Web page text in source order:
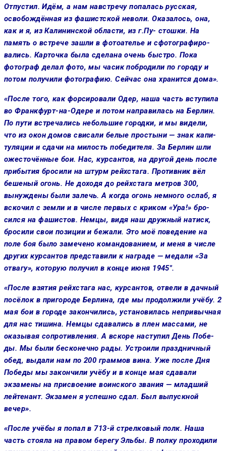
Отпустил. Идём, а нам навстречу попалась русская,
освобождённая из фашис­тской неволи. Оказалось, она,
как и я, из Калининской области, из г.Пу- стошки. На
память о встрече заш­ли в фотоателье и сфотографиро­
вались. Карточка была сделана очень быстро. Пока
фотограф де­лал фото, мы часик побродили по городу и
потом получили фотогра­фию. Сейчас она хранится дома».
«После того, как форсировали Одер, наша часть вступила
во Франкфурт-на-Одере и потом на­правилась на Берлин.
По пути встречались небольшие городки, и мы видели,
что из окон домов сви­сали белые простыни — знак капи­
туляции и сдачи на милость побе­дителя. За Берлин шли
ожесточённые бои. Нас, курсантов, на другой день после
прибытия бросили на штурм рейх­стага. Противник вёл
бешеный огонь. Не дохо­дя до рейхстага метров 300,
вынуждены были залечь. А когда огонь не­много ослаб, я
вскочил с земли и в числе пер­вых с криком «Ура!» бро­
сился на фашистов. Немцы, видя наш друж­ный натиск,
бросили свои позиции и бежали. Это моё поведение на
поле боя было замечено командованием, и меня в числе
других курсантов представили к на­граде — медали «За
отва­гу», которую получил в конце июня 1945″.
«После взятия рейх­стага нас, курсантов, отвели в дачный
посёлок в пригоро­де Берлина, где мы продолжили учёбу. 2
мая бои в городе закончились, установилась непривычная
для нас тишина. Немцы сдавались в плен массами, не
оказывая сопротивле­ния. А вскоре наступил День Побе­
ды. Мы были бесконечно рады. Уст­роили праздничный
обед, выдали нам по 200 граммов вина. Уже пос­ле Дня
Победы мы закончили учёбу и в конце мая сдавали
экзамены на присвоение воинского звания — младший
лейтенант. Экзамен я ус­пешно сдал. Был выпускной
вечер».
«После учёбы я попал в 713-й стрелковый полк. Наша
часть сто­яла на правом берегу Эльбы. В пол­ку проходили